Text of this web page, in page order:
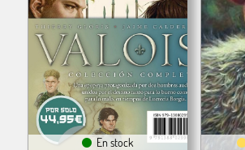
En stock